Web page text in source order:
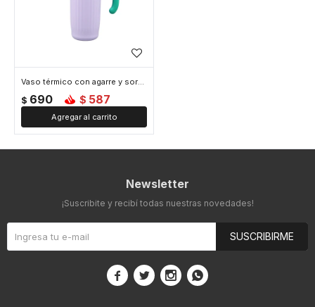
Vaso térmico con agarre y sorbito bi color - Lila
$ 690 $ 587
Newsletter
¡Suscribite y recibí todas nuestras novedades!
SUSCRIBIRME
   